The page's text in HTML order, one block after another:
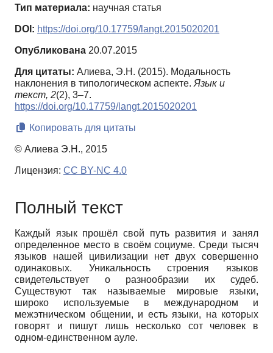
Тип материала: научная статья
DOI: https://doi.org/10.17759/langt.2015020201
Опубликована 20.07.2015
Для цитаты: Алиева, Э.Н. (2015). Модальность
наклонения в типологическом аспекте. Язык и
текст, 2(2), 3–7.
https://doi.org/10.17759/langt.2015020201
Копировать для цитаты
© Алиева Э.Н., 2015
Лицензия: CC BY-NC 4.0
Полный текст
Каждый язык прошёл свой путь развития и занял
определенное место в своём социуме. Среди тысяч
языков нашей цивилизации нет двух совершенно
одинаковых. Уникальность строения языков
свидетельствует о разнообразии их судеб.
Существуют так называемые мировые языки,
широко используемые в международном и
межэтническом общении, и есть языки, на которых
говорят и пишут лишь несколько сот человек в
одном-единственном ауле.